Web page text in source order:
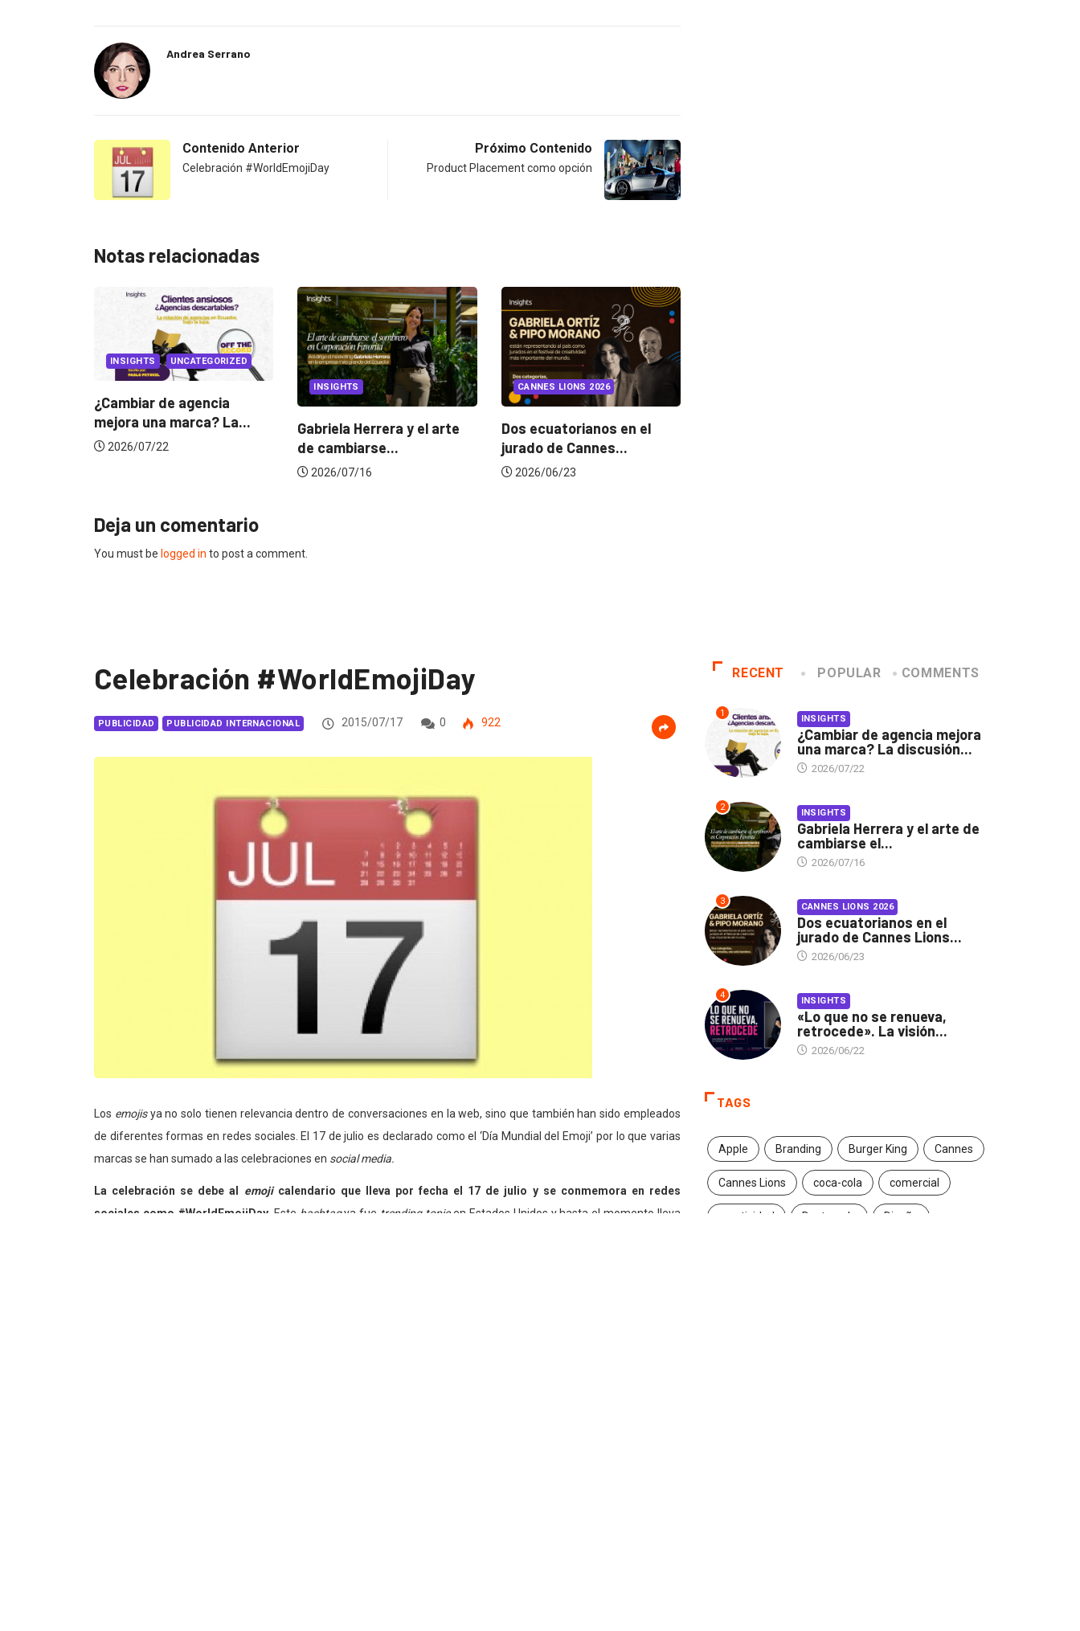
Andrea Serrano
Contenido Anterior
Celebración #WorldEmojiDay
Próximo Contenido
Product Placement como opción
Notas relacionadas
INSIGHTS UNCATEGORIZED
¿Cambiar de agencia
mejora una marca? La...
2026/07/22
INSIGHTS
Gabriela Herrera y el arte
de cambiarse...
2026/07/16
CANNES LIONS 2026
Dos ecuatorianos en el
jurado de Cannes...
2026/06/23
Deja un comentario
You must be logged in to post a comment.
Celebración #WorldEmojiDay
PUBLICIDAD PUBLICIDAD INTERNACIONAL 2015/07/17 0 922
Los emojisya no solo tienen relevancia dentro de conversaciones en la web, sino que también han sido empleados
de diferentes formas en redes sociales. El 17 de julio es declarado como el ‘Día Mundial del Emoji’ por lo que varias
marcas se han sumado a las celebraciones en social media.
La celebración se debe al emojicalendario que lleva por fecha el 17 de julio y se conmemora en redes
sociales como #WorldEmojiDay. Este hashtagya fue trending topicen Estados Unidos y hasta el momento lleva
RECENT POPULAR COMMENTS
1 INSIGHTS
¿Cambiar de agencia mejora
una marca? La discusión...
2026/07/22
2 INSIGHTS
Gabriela Herrera y el arte de
cambiarse el...
2026/07/16
3 CANNES LIONS 2026
Dos ecuatorianos en el
jurado de Cannes Lions...
2026/06/23
4 INSIGHTS
«Lo que no se renueva,
retrocede». La visión...
2026/06/22
TAGS
Apple Branding Burger King Cannes
Cannes Lions coca-cola comercial
creatividad Destacado Diseño